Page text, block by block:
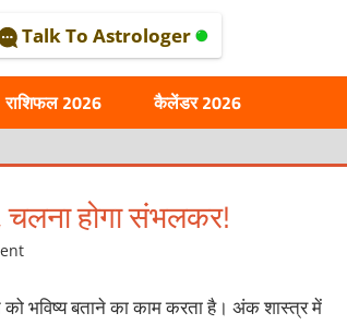
Talk To Astrologer
राशिफल 2026 कैलेंडर 2026
चलना होगा संभलकर!
को भविष्य बताने का काम करता है। अंक शास्त्र में